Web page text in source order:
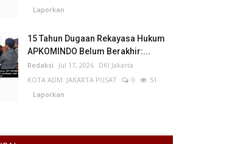
Laporkan
15 Tahun Dugaan Rekayasa Hukum
APKOMINDO Belum Berakhir:...
Redaksi Jul 17, 2026 DKI Jakarta
KOTA ADM. JAKARTA PUSAT
0
51
Laporkan